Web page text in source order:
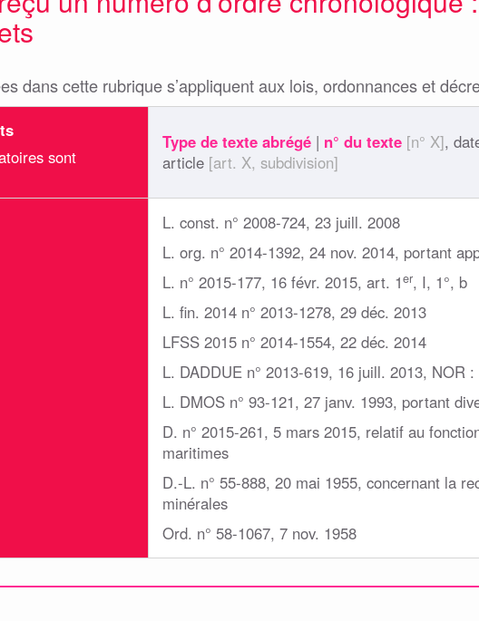
dans cette rubrique s’appliquent aux lois, ordonnances et
sont
Type de texte abrégé | n° du texte [n° X],
article [art. X, subdivision]
L. const. n° 2008-724, 23 juill. 2008
L. org. n° 2014-1392, 24 nov. 2014, portant
L. n° 2015-177, 16 févr. 2015, art. 1er, I, 1°, b
L. fin. 2014 n° 2013-1278, 29 déc. 2013
LFSS 2015 n° 2014-1554, 22 déc. 2014
L. DADDUE n° 2013-619, 16 juill. 2013, NOR
L. DMOS n° 93-121, 27 janv. 1993, portant
D. n° 2015-261, 5 mars 2015, relatif au
maritimes
D.-L. n° 55-888, 20 mai 1955, concernant la
minérales
Ord. n° 58-1067, 7 nov. 1958